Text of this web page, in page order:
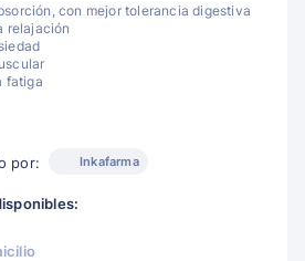
con mejor tolerancia digestiva
relajación
fatiga
por: Inkafarma